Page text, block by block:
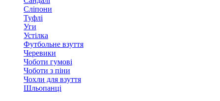
Сліпони
Туфлі
Уги
Устілка
Футбольне взуття
Черевики
Чоботи гумові
Чоботи з піни
Чохли для взуття
Шльопанці